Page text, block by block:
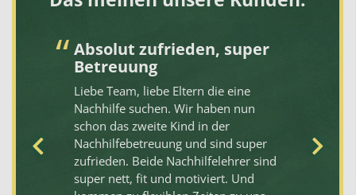
Absolut zufrieden, super
Betreuung
Liebe Team, liebe Eltern die eine
Nachhilfe suchen. Wir haben nun
schon das zweite Kind in der
Nachhilfebetreuung und sind super
zufrieden. Beide Nachhilfelehrer sind
super nett, fit und motiviert. Und